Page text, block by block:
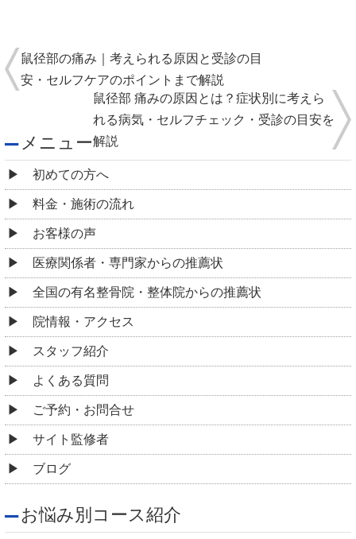
鼠径部の痛み｜考えられる原因と受診の目
安・セルフケアのポイントまで解説
鼠径部 痛みの原因とは？症状別に考えら
れる病気・セルフチェック・受診の目安を
解説
メニュー
初めての方へ
料金・施術の流れ
お客様の声
医療関係者・専門家からの推薦状
全国の有名整骨院・整体院からの推薦状
院情報・アクセス
スタッフ紹介
よくある質問
ご予約・お問合せ
サイト監修者
ブログ
お悩み別コース紹介